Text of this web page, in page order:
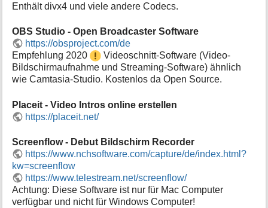
Enthält divx4 und viele andere Codecs.
OBS Studio - Open Broadcaster Software
https://obsproject.com/de
Empfehlung 2020
Videoschnitt-Software (Video-
Bildschirmaufnahme und Streaming-Software) ähnlich
wie Camtasia-Studio. Kostenlos da Open Source.
Placeit - Video Intros online erstellen
https://placeit.net/
Screenflow - Debut Bildschirm Recorder
https://www.nchsoftware.com/capture/de/index.html?
kw=screenflow
https://www.telestream.net/screenflow/
Achtung: Diese Software ist nur für Mac Computer
verfügbar und nicht für Windows Computer!